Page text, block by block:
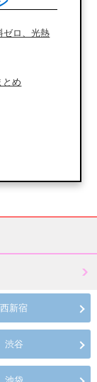
ゼロ、光熱
とめ
西新宿
渋谷